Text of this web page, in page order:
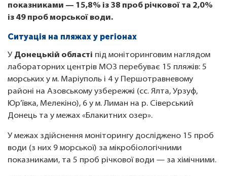
показниками — 15,8% із 38 проб річкової та 2,0%
із 49 проб морської води.
Ситуація на пляжах у регіонах
У Донецькій області під моніторинговим наглядом
лабораторних центрів МОЗ перебуває 15 пляжів: 5
морських у м. Маріуполь і 4 у Першотравневому
районі на Азовському узбережжі (сс. Ялта, Урзуф,
Юр’ївка, Мелекіно), 6 у м. Лиман на р. Сіверський
Донець та у межах «Блакитних озер».
У межах здійснення моніторингу досліджено 15 проб
води (з них 9 морської) за мікробіологічними
показниками, та 5 проб річкової води — за хімічними.